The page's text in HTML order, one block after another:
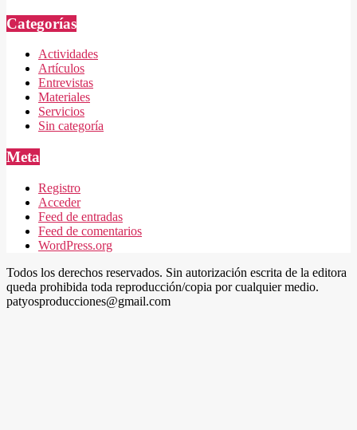
Categorías
Actividades
Artículos
Entrevistas
Materiales
Servicios
Sin categoría
Meta
Registro
Acceder
Feed de entradas
Feed de comentarios
WordPress.org
Todos los derechos reservados. Sin autorización escrita de la editora
queda prohibida toda reproducción/copia por cualquier medio.
patyosproducciones@gmail.com